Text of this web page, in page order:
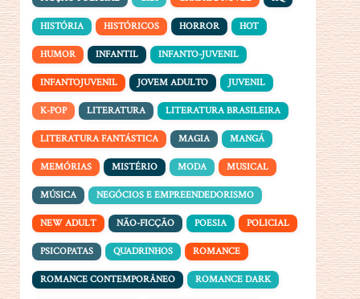
HISTÓRIA HISTÓRICOS HORROR HOT
HUMOR INFANTIL INFANTO-JUVENIL
INFANTOJUVENIL JOVEM ADULTO JUVENIL
K-POP LITERATURA LITERATURA BRASILEIRA
LITERATURA FANTÁSTICA MAGIA MANGÁ
MEMÓRIAS MISTÉRIO MODA MUSICAL
MÚSICA NEGÓCIOS E EMPREENDEDORISMO
NEW ADULT NÃO-FICÇÃO POESIA POLICIAL
PSICOPATAS QUADRINHOS ROMANCE
ROMANCE CONTEMPORÂNEO ROMANCE DARK